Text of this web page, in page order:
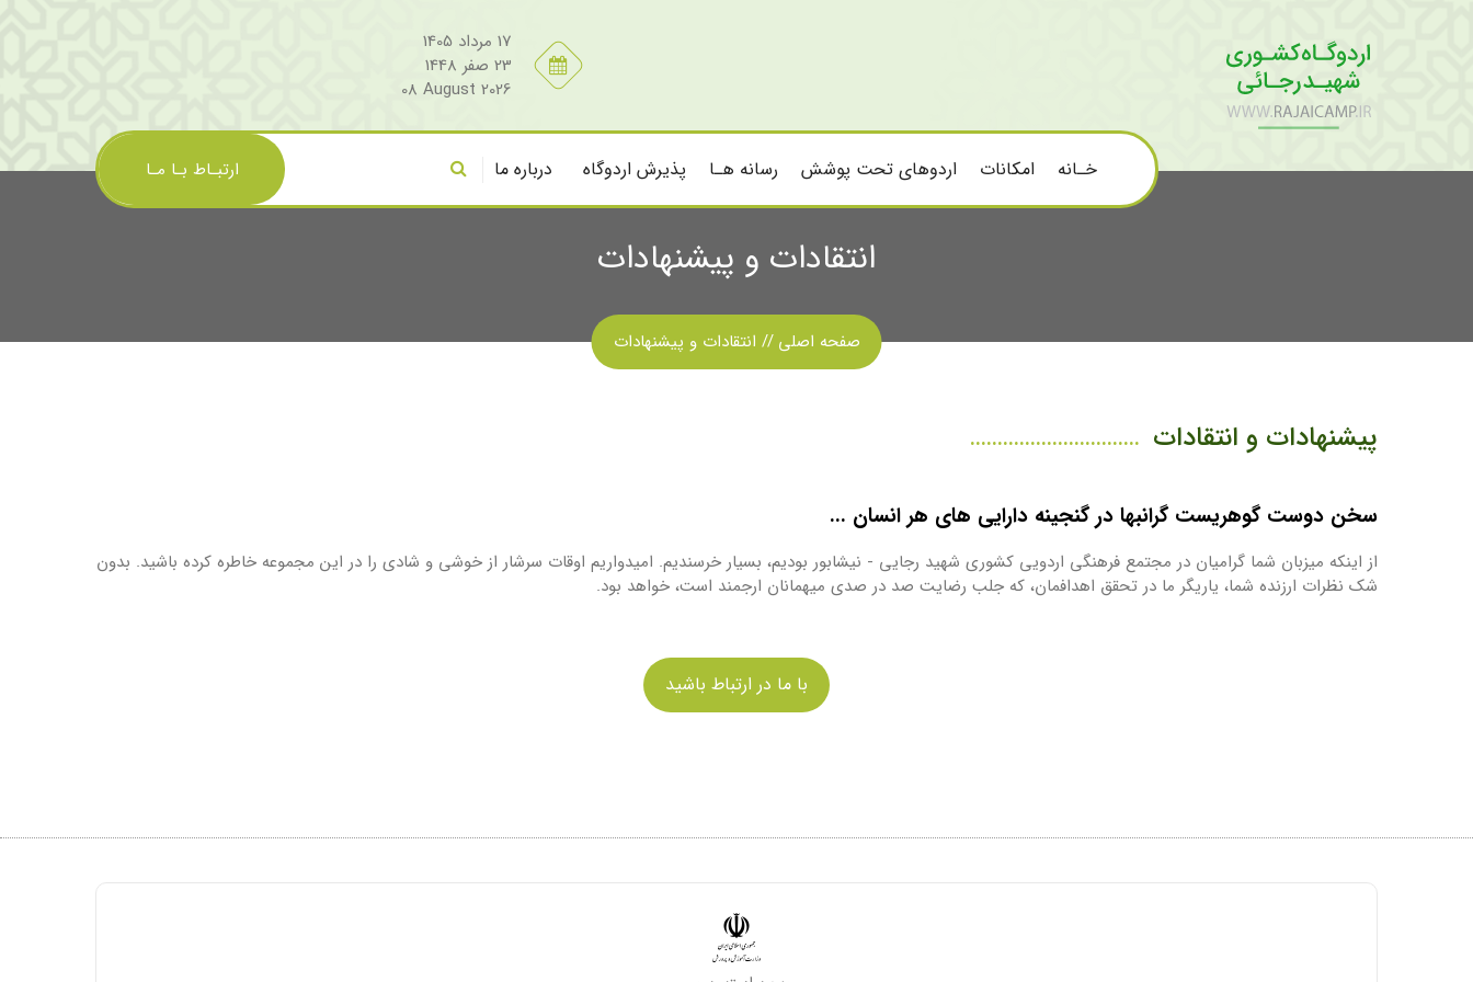
17 مرداد 1405
23 صفر 1448
08 August 2026
خـانه امکانات اردوهای تحت پوشش رسانه هـا پذیرش اردوگاه درباره ما ارتبـاط بـا مـا
انتقادات و پیشنهادات
صفحه اصلی انتقادات و پیشنهادات
پیشنهادات و انتقادات ...............................
سخن دوست گوهریست گرانبها در گنجینه دارایی های هر انسان ...
از اینکه میزبان شما گرامیان در مجتمع فرهنگی اردویی کشوری شهید رجایی - نیشابور بودیم، بسیار خرسندیم. امیدواریم اوقات سرشار از خوشی و شادی را در این مجموعه خاطره کرده باشید. بدون
شک نظرات ارزنده شما، یاریگر ما در تحقق اهدافمان، که جلب رضایت صد در صدی میهمانان ارجمند است، خواهد بود.
با ما در ارتباط باشید